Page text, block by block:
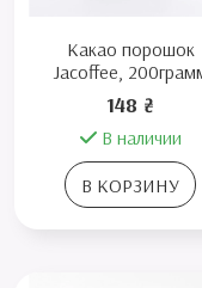
Какао порошок
Jacoffee,
148 ₴
В наличии
В КОРЗИНУ